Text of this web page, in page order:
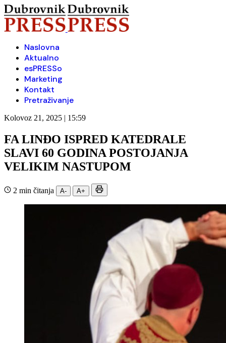
Naslovna
Aktualno
esPRESSo
Marketing
Kontakt
Pretraživanje
Kolovoz 21, 2025 | 15:59
FA LINĐO ISPRED KATEDRALE
SLAVI 60 GODINA POSTOJANJA
VELIKIM NASTUPOM
2 min čitanja A- A+